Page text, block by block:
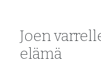
Joen
elämä